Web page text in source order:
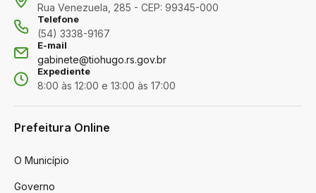
Rua Venezuela, 285 - CEP: 99345-000
Telefone
(54) 3338-9167
E-mail
gabinete@tiohugo.rs.gov.br
Expediente
8:00 às 12:00 e 13:00 às 17:00
Prefeitura Online
O Município
Governo